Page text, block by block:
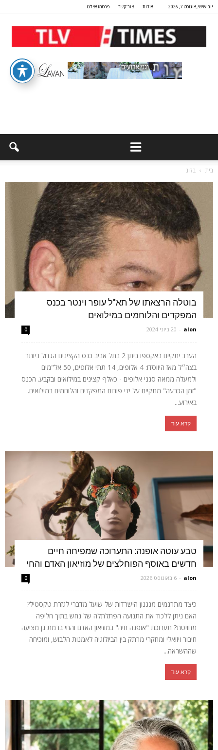
יום שישי, אוגוסט 7, 2026 אודות צור קשר פרסמו אצלנו
בית בלוג
בוטלה הרצאתו של תא"ל עופר וינטר בכנס
המפקדים והלוחמים במילואים
alon
- 20 ביוני 2024 0
הערב יתקיים באקספו ביתן 2 בתל אביב כנס הקצינים הגדול ביותר
בצה״ל מאז היווסדו: 4 אלופים, 14 תתי אלופים, 50 אל"מים
ולמעלה ממאה סגני אלופים - כאלף קצינים במילואים ובקבע. הכנס
"זמן הכרעה" מתקיים על ידי פורום המפקדים והלוחמים במילואים.
באירוע...
קרא עוד
טבע עוטה אופנה: התערוכה שמפיחה חיים
חדשים באוסף הפוחלצים של מוזיאון האדם והחי
alon
- 6 באוגוסט 2026 0
כיצד מתרגמים מנגנון הישרדות של שועל מדברי לגזרת טקסטיל?
האם ניתן ללכוד את התנועה הפתלתלה של נחש בתוך חליפה
מחויטת? תערוכת "אופנה חיה" במוזיאון האדם והחי ברמת גן מציעה
חיבור ויזואלי ומחקרי מרתק בין הביולוגיה לאמנות הלבוש, ומוכיחה
שההשראה...
קרא עוד